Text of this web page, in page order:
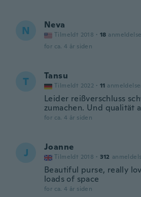
N Neva
Tilmeldt 2018 · 18
for ca. 4 år siden
T Tansu
Tilmeldt 2022 · 11
Leider reißverschluss
zumachen. Und qualität
for ca. 4 år siden
J Joanne
Tilmeldt 2018 · 312
Beautiful purse, really
loads of space
for ca. 4 år siden